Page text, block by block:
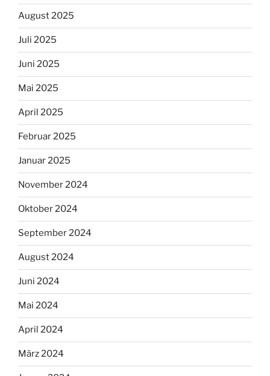
August 2025
Juli 2025
Juni 2025
Mai 2025
April 2025
Februar 2025
Januar 2025
November 2024
Oktober 2024
September 2024
August 2024
Juni 2024
Mai 2024
April 2024
März 2024